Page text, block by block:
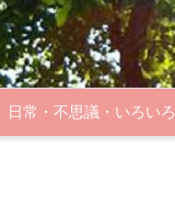
日常・不思議・いろいろ